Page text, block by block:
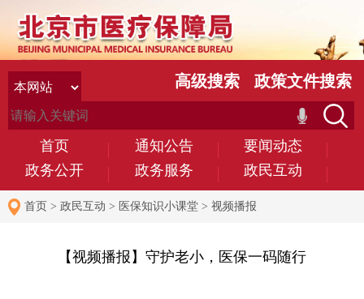
首页 通知公告
要闻动态
政务公开
政务服务 政民互动
高级搜索 政策文件搜索
首页 > 政民互动 > 医保知识小课堂 > 视频播报
【视频播报】守护老小，医保一码随行